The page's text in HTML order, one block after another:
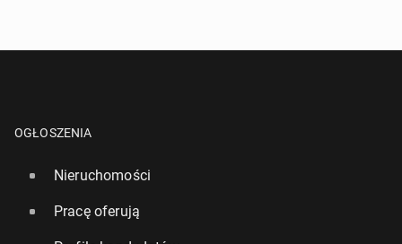
OGŁOSZENIA
Nieruchomości
Pracę oferują